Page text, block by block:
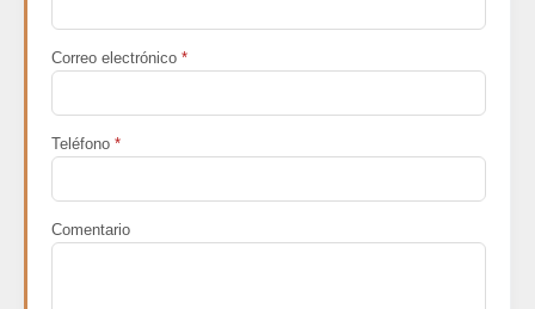
Correo electrónico *
Teléfono *
Comentario